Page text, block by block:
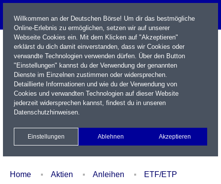
Name / WKN / ISIN / Kürzel
Xetra Realtime
Watchlist Portfolio Login
Home Aktien Anleihen
ETF/ETP
Willkommen an der Deutschen Börse! Um dir das bestmögliche
Online-Erlebnis zu ermöglichen, setzen wir auf unserer
Webseite Cookies ein. Mit dem Klicken auf "Akzeptieren"
erklärst du dich damit einverstanden, dass wir Cookies oder
verwandte Technologien verwenden dürfen. Über den Button
"Einstellungen" kannst du der Verwendung der genannten
Dienste im Einzelnen zustimmen oder widersprechen.
Detaillierte Informationen und wie du der Verwendung von
Cookies und verwandten Technologien auf dieser Website
jederzeit widersprechen kannst, findest du in unseren
Datenschutzhinweisen.
Einstellungen Ablehnen Akzeptieren